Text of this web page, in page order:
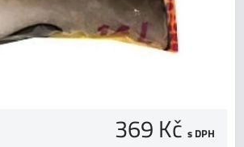
369 Kč s DPH